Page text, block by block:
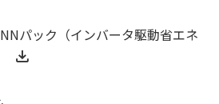
パック（インバータ駆動省エネ